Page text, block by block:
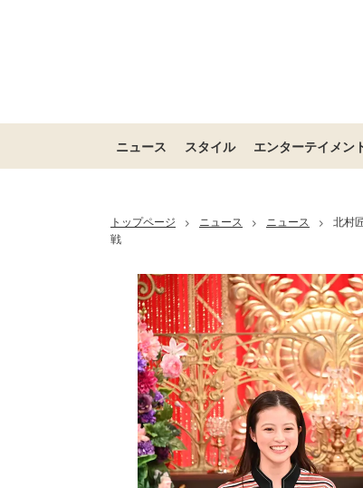
ニュース スタイル エンターテイメン
トップページ > ニュース > ニュース >
北村
戦